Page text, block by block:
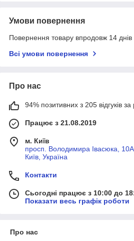
Умови повернення
Повернення товару впродовж 14 днів
Всі умови повернення
Про нас
94% позитивних з 205 відгуків за
Працює з 21.08.2019
м. Київ
просп. Володимира Івасюка, 10А
Київ, Україна
Контакти
Сьогодні працює з 10:00 до
Показати весь графік роботи
Про нас